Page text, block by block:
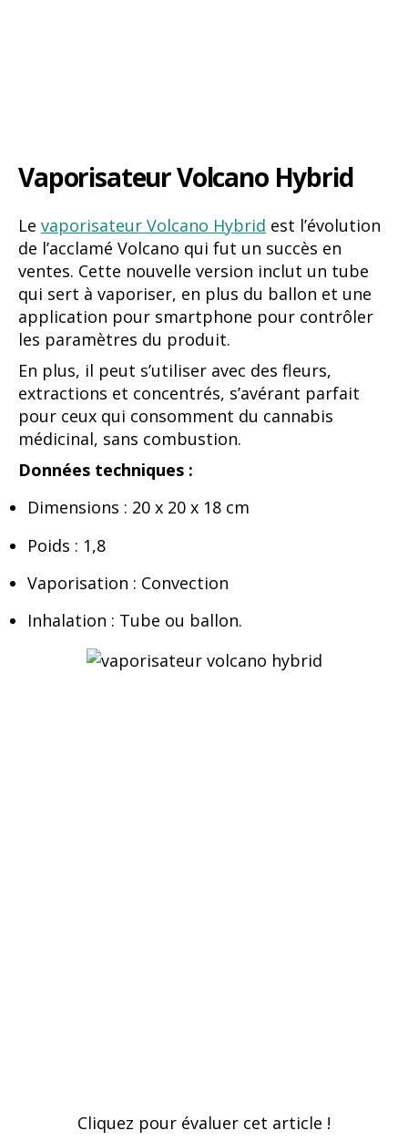
Vaporisateur Volcano Hybrid
Le vaporisateur Volcano Hybrid est l’évolution
de l’acclamé Volcano qui fut un succès en
ventes. Cette nouvelle version inclut un tube
qui sert à vaporiser, en plus du ballon et une
application pour smartphone pour contrôler
les paramètres du produit.
En plus, il peut s’utiliser avec des fleurs,
extractions et concentrés, s’avérant parfait
pour ceux qui consomment du cannabis
médicinal, sans combustion.
Données techniques :
Dimensions : 20 x 20 x 18 cm
Poids : 1,8
Vaporisation : Convection
Inhalation : Tube ou ballon.
Cliquez pour évaluer cet article !